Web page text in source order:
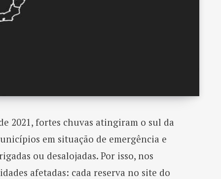
2021, fortes chuvas atingiram o sul da
em situação de emergência e
ou desalojadas. Por isso, nos
afetadas: cada reserva no site do